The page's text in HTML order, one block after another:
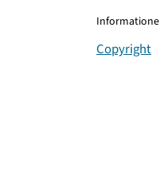
Copyright